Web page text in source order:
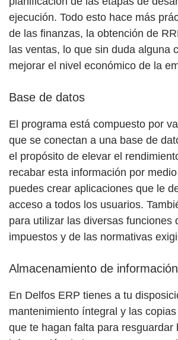
ejecución. Todo esto hace más
de las finanzas, la obtención de
las ventas, lo que sin duda alguna
mejorar el nivel económico de la
Base de datos
El programa está compuesto por
que se conectan a una base de
el propósito de elevar el
recabar esta información por
puedes crear aplicaciones que le
acceso a todos los usuarios.
para utilizar las diversas funciones
impuestos y de las normativas
Almacenamiento de información
En Delfos ERP tienes a tu
mantenimiento íntegral y las
que te hagan falta para resguardar